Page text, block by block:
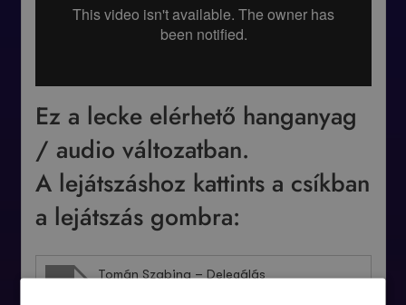
Ez a lecke elérhető hanganyag
/ audio változatban.
A lejátszáshoz kattints a csíkban
a lejátszás gombra:
Tomán Szabina – Delegálás